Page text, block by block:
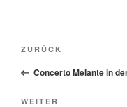
Beitragsnavigation
Vorheriger
Beitrag
ZURÜCK
Concerto Melante in
Nächster
WEITER